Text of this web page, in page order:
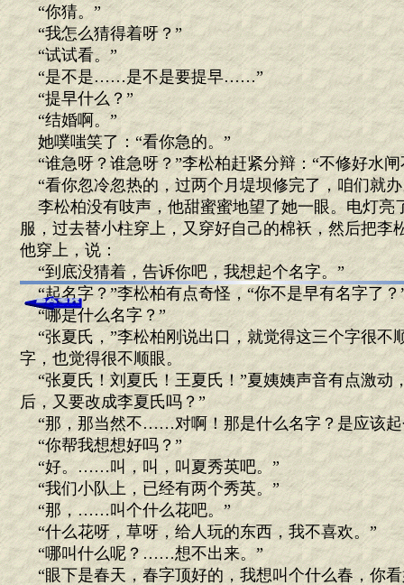
“你猜。”
“我怎么猜得着呀？”
“试试看。”
“是不是……是不是要提早……”
“提早什么？”
“结婚啊。”
她噗嗤笑了：“看你急的。”
“谁急呀？谁急呀？”李松柏赶紧分辩：“不修好水闸
“看你忽冷忽热的，过两个月堤坝修完了，咱们就办
李松柏没有吱声，他甜蜜蜜地望了她一眼。电灯亮
服，过去替小柱穿上，又穿好自己的棉袄，然后把李
他穿上，说：
“到底没猜着，告诉你吧，我想起个名字。”
“起名字？”李松柏有点奇怪，“你不是早有名字了？
“哪是什么名字？”
“张夏氏，”李松柏刚说出口，就觉得这三个字很不
字，也觉得很不顺眼。
“张夏氏！刘夏氏！王夏氏！”夏姨姨声音有点激动
后，又要改成李夏氏吗？”
“那，那当然不……对啊！那是什么名字？是应该起
“你帮我想想好吗？”
“好。……叫，叫，叫夏秀英吧。”
“我们小队上，已经有两个秀英。”
“那，……叫个什么花吧。”
“什么花呀，草呀，给人玩的东西，我不喜欢。”
“哪叫什么呢？……想不出来。”
“眼下是春天，春字顶好的，我想叫个什么春，你看